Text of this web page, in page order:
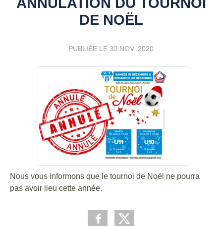
DE NOËL
PUBLIÉE LE 30 NOV. 2020
Nous vous informons que le tournoi de Noël ne pourra
pas avoir lieu cette année.